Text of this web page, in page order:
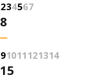
234567
8
91011121314
15